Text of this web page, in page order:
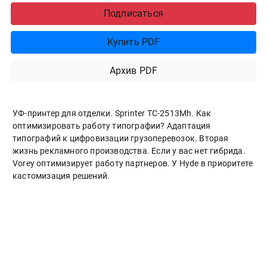
Подписаться
Купить PDF
Архив PDF
УФ-принтер для отделки. Sprinter ТС-2513Mh. Как
оптимизировать работу типографии? Адаптация
типографий к цифровизации грузоперевозок. Вторая
жизнь рекламного производства. Если у вас нет гибрида.
Vorey оптимизирует работу партнеров. У Hyde в приоритете
кастомизация решений.